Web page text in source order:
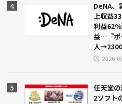
DeNA、
上収益
利益
益…『ポ
人
任天堂
2ソフト